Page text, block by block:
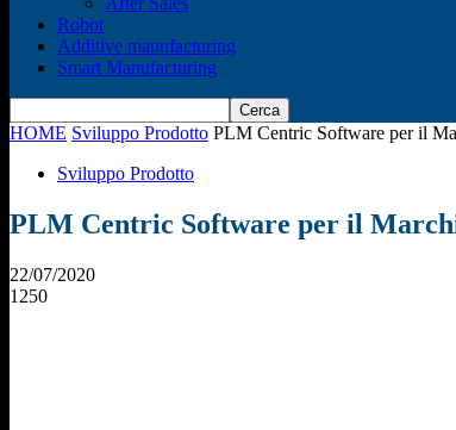
Robot
Additive manufacturing
Smart Manufacturing
HOME Sviluppo Prodotto PLM Centric Software per il
Sviluppo Prodotto
PLM Centric Software per il
22/07/2020
1250